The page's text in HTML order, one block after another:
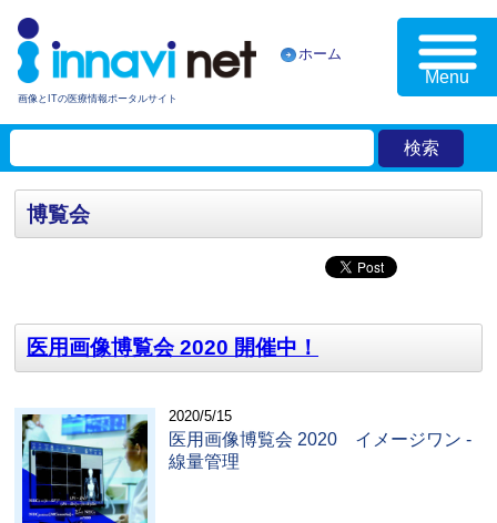
画像とITの医療情報ポータルサイト
ホーム
Menu
博覧会
医用画像博覧会 2020 開催中！
2020/5/15
医用画像博覧会 2020 イメージワン -
線量管理